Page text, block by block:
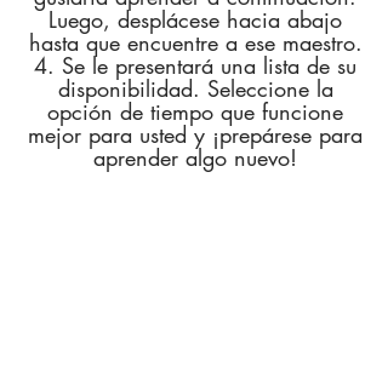
Luego, desplácese hacia abajo
hasta que encuentre a ese maestro.
4. Se le presentará una lista de su
disponibilidad. Seleccione la
opción de tiempo que funcione
mejor para usted y ¡prepárese para
aprender algo nuevo!